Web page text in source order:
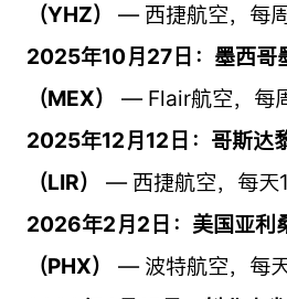
（YHZ） — 西捷航空，每
2025年10月27日：墨西哥
（MEX）
— Flair航空，每
2025年12月12日：哥斯达
（LIR）
— 西捷航空，每天1
2026年2月2日：美国亚利
（PHX）
— 波特航空，每天